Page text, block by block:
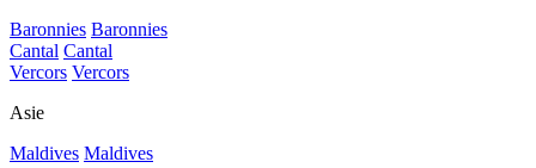
Baronnies Baronnies
Cantal Cantal
Vercors Vercors
Asie
Maldives Maldives